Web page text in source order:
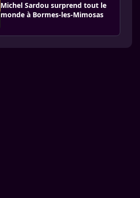
Michel Sardou surprend tout le
monde à Bormes-les-Mimosas